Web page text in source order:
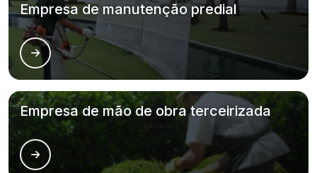
Empresa de manutenção predial
Empresa de mão de obra terceirizada